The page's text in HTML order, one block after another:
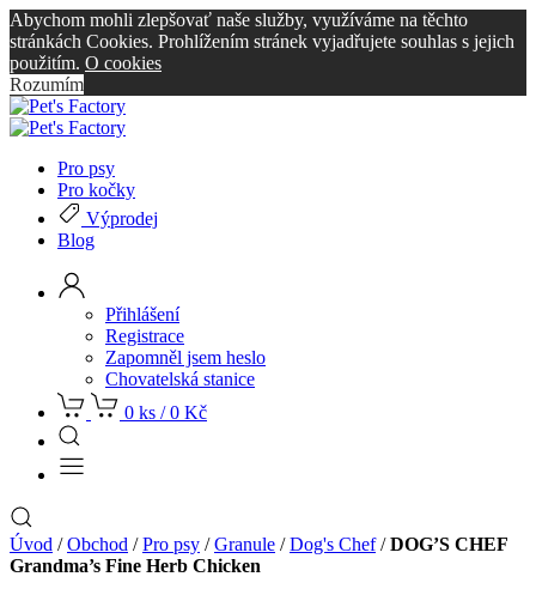
Abychom mohli zlepšovať naše služby, využíváme na těchto
stránkách Cookies. Prohlížením stránek vyjadřujete souhlas s jejich
použitím. O cookies
Rozumím
Pro psy
Pro kočky
Výprodej
Blog
Přihlášení
Registrace
Zapomněl jsem heslo
Chovatelská stanice
0 ks / 0 Kč
Úvod /Obchod /Pro psy /Granule /Dog's Chef/DOG’S CHEF
Grandma’s Fine Herb Chicken